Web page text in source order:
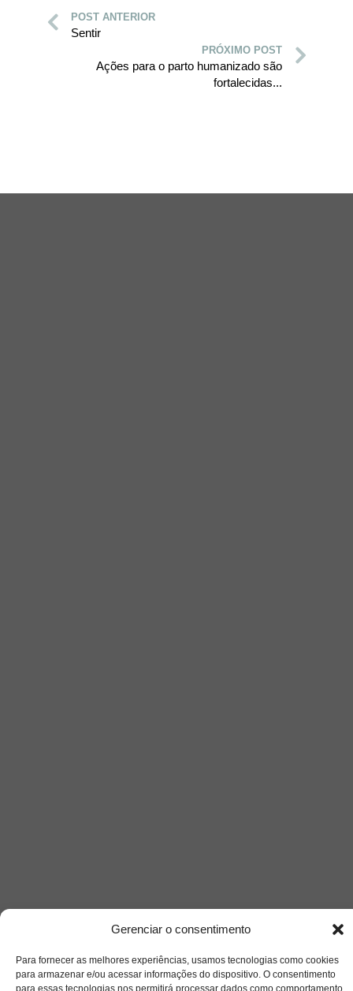
Gerenciar o consentimento
Para fornecer as melhores experiências, usamos tecnologias como cookies
para armazenar e/ou acessar informações do dispositivo. O consentimento
para essas tecnologias nos permitirá processar dados como comportamento
POST ANTERIOR
Sentir
PRÓXIMO POST
Ações para o parto humanizado são
fortalecidas...